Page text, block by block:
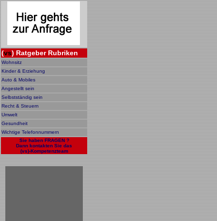
(vs) Ratgeber Rubriken
Wohnsitz
Kinder & Erziehung
Auto & Mobiles
Angestellt sein
Selbstständig sein
Recht & Steuern
Umwelt
Gesundheit
Wichtige Telefonnummern
Sie haben FRAGEN ?
Dann kontakten Sie das
(vs)-Kompetenzteam